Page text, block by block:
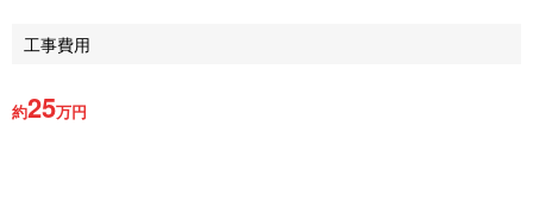
工事費用
約25万円